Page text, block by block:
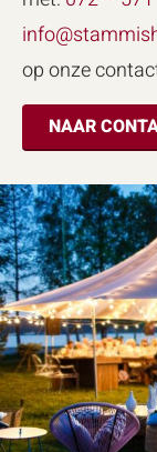
op onze
NAAR